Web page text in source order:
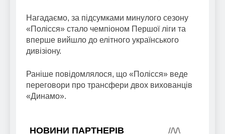
Нагадаємо, за підсумками минулого сезону
«Полісся» стало чемпіоном Першої ліги та
вперше вийшло до елітного українського
дивізіону.
Раніше повідомлялося, що «Полісся» веде
переговори про трансфери двох вихованців
«Динамо».